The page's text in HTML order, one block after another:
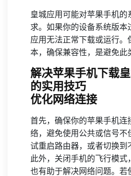
皇城应用可能对苹果手机的
求。如果你的设备系统版本
应用无法正常下载或运行。
本，确保兼容性，是避免此
解决苹果手机下载
的实用技巧
优化网络连接
首先，确保你的苹果手机连
络，避免使用公共或信号不
试重启路由器，或者切换到
此外，关闭手机的飞行模式
也有助于解决网络问题。若